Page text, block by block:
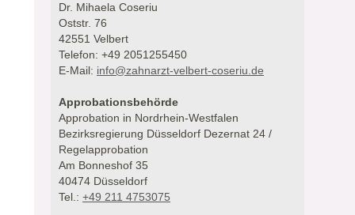
Dr. Mihaela Coseriu
Oststr. 76
42551 Velbert
Telefon: +49 2051255450
E-Mail: info@zahnarzt-velbert-coseriu.de
Approbationsbehörde
Approbation in Nordrhein-Westfalen
Bezirksregierung Düsseldorf Dezernat 24 /
Regelapprobation
Am Bonneshof 35
40474 Düsseldorf
Tel.: +49 211 4753075